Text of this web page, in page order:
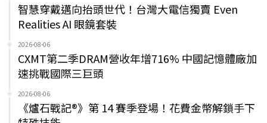
智慧穿戴邁向抬頭世代！台灣大電信獨賣 Even
Realities AI 眼鏡套裝
2026-08-06
CXMT第二季DRAM營收年增716% 中國記憶體廠加
速挑戰國際三巨頭
2026-08-06
《爐石戰記®》第 14 賽季登場！花費金幣解鎖手下